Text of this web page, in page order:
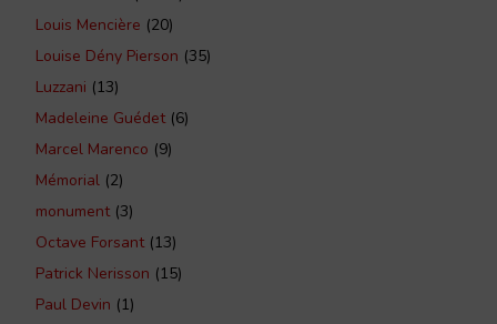
Louis Mencière (20)
Louise Dény Pierson (35)
Luzzani (13)
Madeleine Guédet(6)
Marcel Marenco (9)
Mémorial (2)
monument(3)
Octave Forsant(13)
Patrick Nerisson (15)
Paul Devin (1)